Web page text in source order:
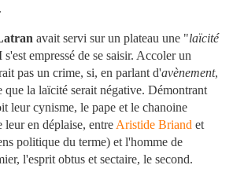
avait servi sur un plateau une "laïcité
empressé de se saisir. Accoler un
pas un crime, si, en parlant d'avènement,
que la laïcité serait négative. Démontrant
leur cynisme, le pape et le chanoine
leur en déplaise, entre Aristide Briand et
politique du terme) et l'homme de
l'esprit obtus et sectaire, le second.